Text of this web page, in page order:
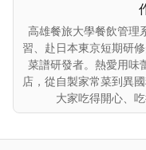
高雄餐旅大學餐飲管理
習、赴日本東京短期研
菜譜研發者。熱愛用味
店，從自製家常菜到異
大家吃得開心、